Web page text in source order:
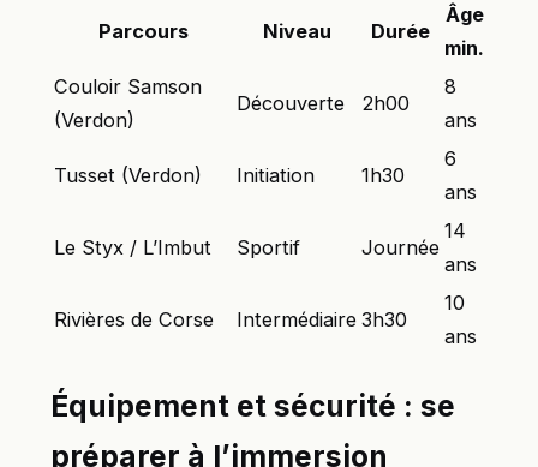
Parcours Niveau Durée
Âge
min.
Couloir Samson
(Verdon)
Découverte 2h00
8
ans
Tusset (Verdon) Initiation 1h30
6
ans
Le Styx / L’Imbut Sportif Journée
14
ans
Rivières de Corse Intermédiaire 3h30
10
ans
Équipement et sécurité : se
préparer à l’immersion